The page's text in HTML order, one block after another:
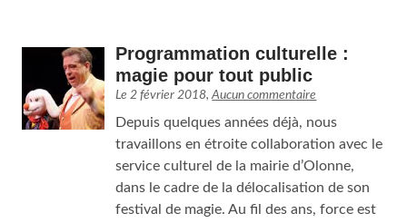
Programmation culturelle :
magie pour tout public
Le2 février 2018,Aucun commentaire
Depuis quelques années déjà, nous
travaillons en étroite collaboration avec le
service culturel de la mairie d’Olonne,
dans le cadre de la délocalisation de son
festival de magie. Au fil des ans, force est